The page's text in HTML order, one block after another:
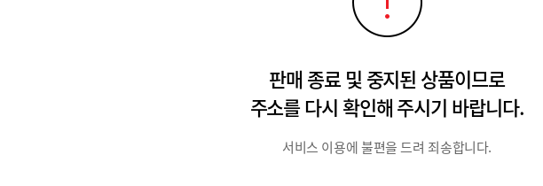
판매 종료 및 중지된 상품이므로
주소를 다시 확인해 주시기 바랍니다.
서비스 이용에 불편을 드려 죄송합니다.